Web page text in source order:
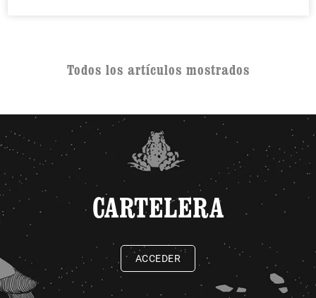
Todos los artículos mostrados
CARTELERA
ACCEDER